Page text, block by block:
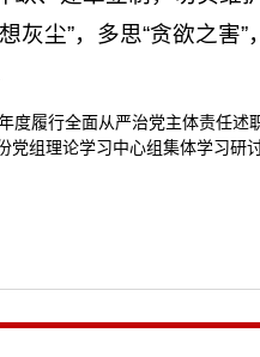
灰尘”，多思“贪欲之害
度履行全面从严治党主体责任述
党组理论学习中心组集体学习研